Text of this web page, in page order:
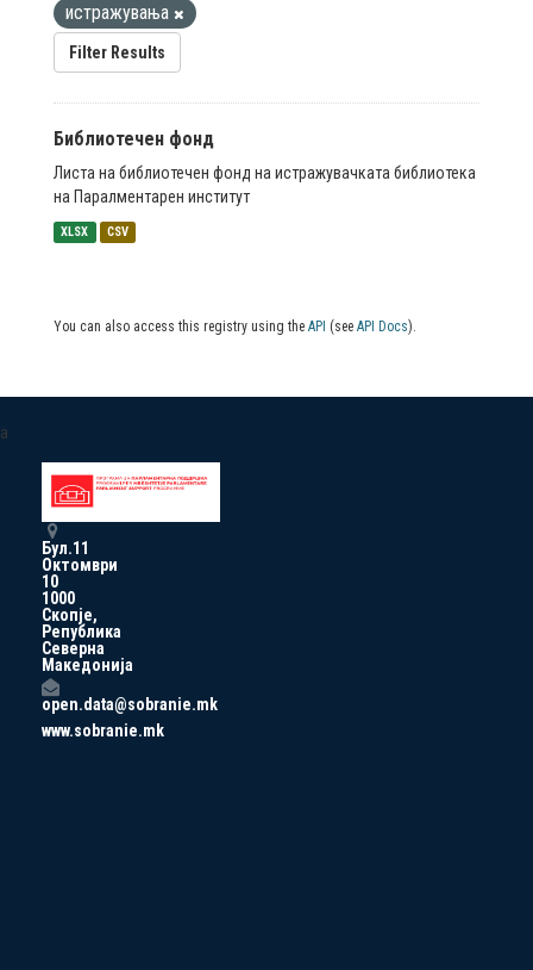
истражувања
Filter Results
Библиотечен фонд
Листа на библиотечен фонд на истражувачката библиотека
на Паралментарен институт
XLSX CSV
You can also access this registry using the API (see API Docs).
a
Бул.11
Октомври
10
1000
Скопје,
Република
Северна
Македонија
open.data@sobranie.mk
www.sobranie.mk